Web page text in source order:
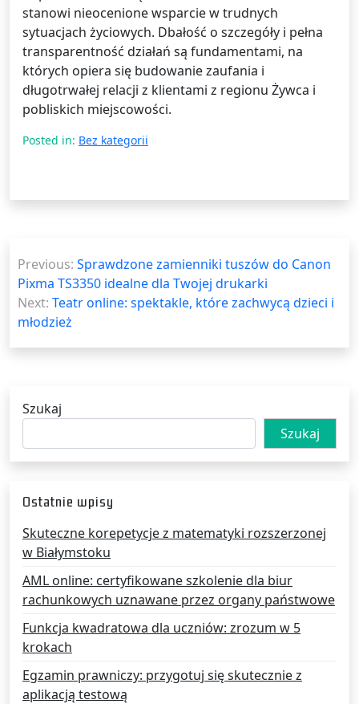
stanowi nieocenione wsparcie w trudnych
sytuacjach życiowych. Dbałość o szczegóły i pełna
transparentność działań są fundamentami, na
których opiera się budowanie zaufania i
długotrwałej relacji z klientami z regionu Żywca i
pobliskich miejscowości.
Posted in: Bez kategorii
wpisu
Previous: Sprawdzone zamienniki tuszów do Canon
Pixma TS3350 idealne dla Twojej drukarki
Next: Teatr online: spektakle, które zachwycą dzieci i
młodzież
Szukaj
Szukaj
Ostatnie wpisy
Skuteczne korepetycje z matematyki rozszerzonej
w Białymstoku
AML online: certyfikowane szkolenie dla biur
rachunkowych uznawane przez organy państwowe
Funkcja kwadratowa dla uczniów: zrozum w 5
krokach
Egzamin prawniczy: przygotuj się skutecznie z
aplikacją testową